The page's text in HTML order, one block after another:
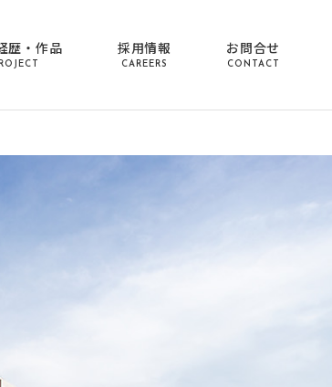
歴・作品 採用情報
CAREERS
お問合せ
CONTACT